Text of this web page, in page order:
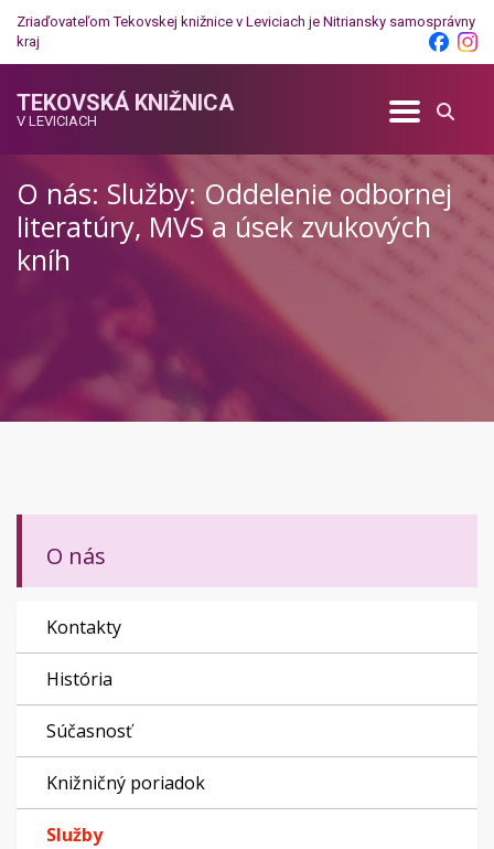
Zriaďovateľom Tekovskej knižnice v Leviciach je Nitriansky samosprávny
kraj
TEKOVSKÁ KNIŽNICA
V LEVICIACH
O nás: Služby: Oddelenie odbornej
literatúry, MVS a úsek zvukových
kníh
O nás
Kontakty
História
Súčasnosť
Knižničný poriadok
Služby